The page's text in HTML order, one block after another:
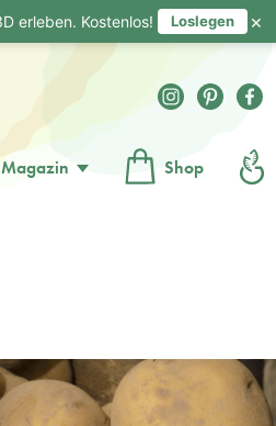
Magazin Shop
erleben. Kostenlos! Loslegen ×